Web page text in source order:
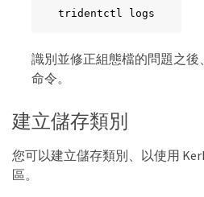
tridentctl logs
識別並修正組態檔的問題之
命令。
建立儲存類別
您可以建立儲存類別、以使用
區。